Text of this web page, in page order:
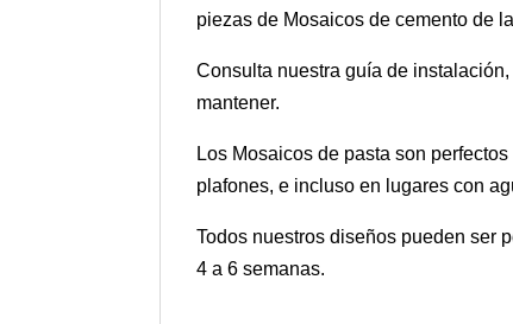
piezas de Mosaicos de cemento de
Consulta nuestra guía de
mantener.
Los Mosaicos de pasta son
plafones, e incluso en lugares con
Todos nuestros diseños pueden ser
4 a 6 semanas.